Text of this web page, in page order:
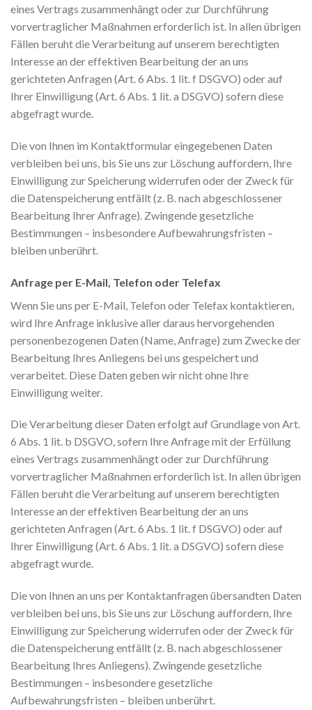
eines Vertrags zusammenhängt oder zur Durchführung
vorvertraglicher Maßnahmen erforderlich ist. In allen übrigen
Fällen beruht die Verarbeitung auf unserem berechtigten
Interesse an der effektiven Bearbeitung der an uns
gerichteten Anfragen (Art. 6 Abs. 1 lit. f DSGVO) oder auf
Ihrer Einwilligung (Art. 6 Abs. 1 lit. a DSGVO) sofern diese
abgefragt wurde.
Die von Ihnen im Kontaktformular eingegebenen Daten
verbleiben bei uns, bis Sie uns zur Löschung auffordern, Ihre
Einwilligung zur Speicherung widerrufen oder der Zweck für
die Datenspeicherung entfällt (z. B. nach abgeschlossener
Bearbeitung Ihrer Anfrage). Zwingende gesetzliche
Bestimmungen – insbesondere Aufbewahrungsfristen –
bleiben unberührt.
Anfrage per E-Mail, Telefon oder Telefax
Wenn Sie uns per E-Mail, Telefon oder Telefax kontaktieren,
wird Ihre Anfrage inklusive aller daraus hervorgehenden
personenbezogenen Daten (Name, Anfrage) zum Zwecke der
Bearbeitung Ihres Anliegens bei uns gespeichert und
verarbeitet. Diese Daten geben wir nicht ohne Ihre
Einwilligung weiter.
Die Verarbeitung dieser Daten erfolgt auf Grundlage von Art.
6 Abs. 1 lit. b DSGVO, sofern Ihre Anfrage mit der Erfüllung
eines Vertrags zusammenhängt oder zur Durchführung
vorvertraglicher Maßnahmen erforderlich ist. In allen übrigen
Fällen beruht die Verarbeitung auf unserem berechtigten
Interesse an der effektiven Bearbeitung der an uns
gerichteten Anfragen (Art. 6 Abs. 1 lit. f DSGVO) oder auf
Ihrer Einwilligung (Art. 6 Abs. 1 lit. a DSGVO) sofern diese
abgefragt wurde.
Die von Ihnen an uns per Kontaktanfragen übersandten Daten
verbleiben bei uns, bis Sie uns zur Löschung auffordern, Ihre
Einwilligung zur Speicherung widerrufen oder der Zweck für
die Datenspeicherung entfällt (z. B. nach abgeschlossener
Bearbeitung Ihres Anliegens). Zwingende gesetzliche
Bestimmungen – insbesondere gesetzliche
Aufbewahrungsfristen – bleiben unberührt.